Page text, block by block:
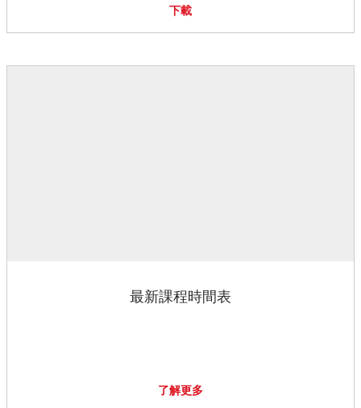
下載
最新課程時間表
了解更多